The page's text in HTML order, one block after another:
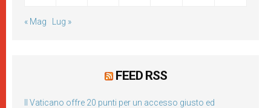
« Mag Lug »
FEED RSS
Il Vaticano offre 20 punti per un accesso giusto ed